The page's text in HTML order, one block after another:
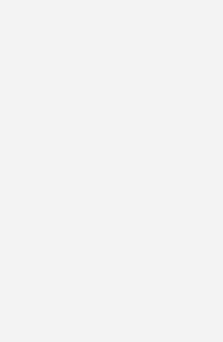
sich helle und dunkle Partien